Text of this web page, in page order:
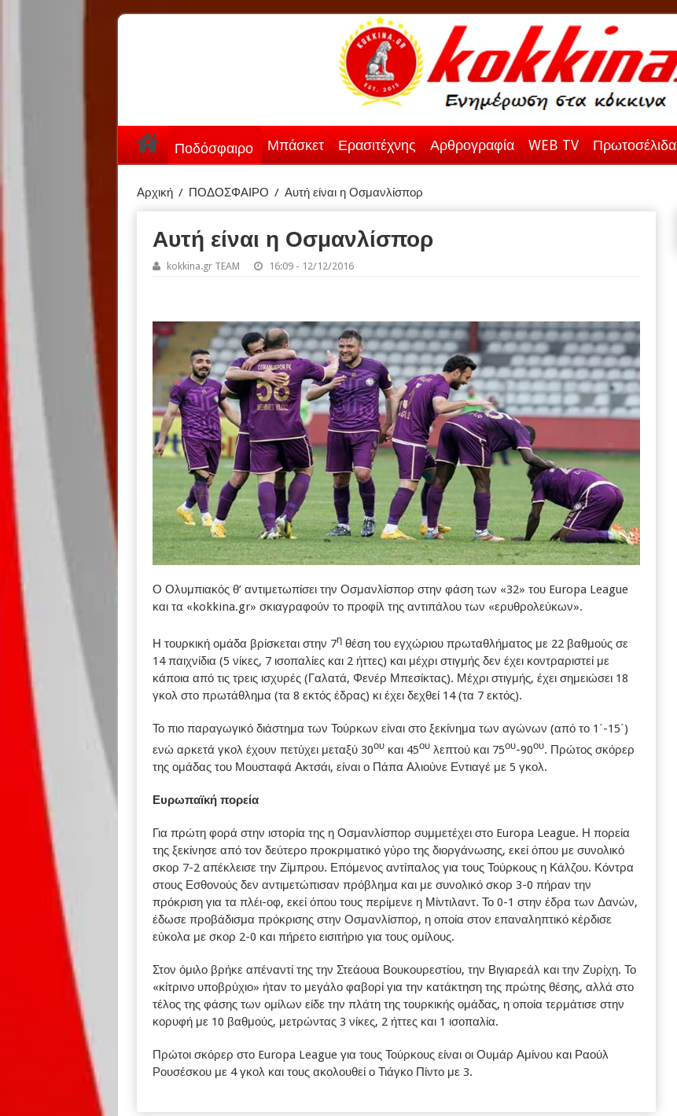
Ποδόσφαιρο Μπάσκετ Ερασιτέχνης Αρθρογραφία WEB TV Πρωτοσέλιδα
Αρχική / ΠΟΔΟΣΦΑΙΡΟ / Αυτή είναι η Οσμανλίσπορ
Αυτή είναι η Οσμανλίσπορ
kokkina.gr TEAM 16:09 - 12/12/2016
Ο Ολυμπιακός θ’ αντιμετωπίσει την Οσμανλίσπορ στην φάση των «32» του Europa League
και τα «kokkina.gr» σκιαγραφούν το προφίλ της αντιπάλου των «ερυθρολεύκων».
Η τουρκική ομάδα βρίσκεται στην 7ηθέση του εγχώριου πρωταθλήματος με 22 βαθμούς σε
14 παιχνίδια (5 νίκες, 7 ισοπαλίες και 2 ήττες) και μέχρι στιγμής δεν έχει κοντραριστεί με
κάποια από τις τρεις ισχυρές (Γαλατά, Φενέρ Μπεσίκτας). Μέχρι στιγμής, έχει σημειώσει 18
γκολ στο πρωτάθλημα (τα 8 εκτός έδρας) κι έχει δεχθεί 14 (τα 7 εκτός).
Το πιο παραγωγικό διάστημα των Τούρκων είναι στο ξεκίνημα των αγώνων (από το 1΄-15΄)
ενώ αρκετά γκολ έχουν πετύχει μεταξύ 30ουκαι 45ουλεπτού και 75ου-90ου. Πρώτος σκόρερ
της ομάδας του Μουσταφά Ακτσάι, είναι ο Πάπα Αλιούνε Εντιαγέ με 5 γκολ.
Ευρωπαϊκή πορεία
Για πρώτη φορά στην ιστορία της η Οσμανλίσπορ συμμετέχει στο Europa League. Η πορεία
της ξεκίνησε από τον δεύτερο προκριματικό γύρο της διοργάνωσης, εκεί όπου με συνολικό
σκορ 7-2 απέκλεισε την Ζίμπρου. Επόμενος αντίπαλος για τους Τούρκους η Κάλζου. Κόντρα
στους Εσθονούς δεν αντιμετώπισαν πρόβλημα και με συνολικό σκορ 3-0 πήραν την
πρόκριση για τα πλέι-οφ, εκεί όπου τους περίμενε η Μίντιλαντ. Το 0-1 στην έδρα των Δανών,
έδωσε προβάδισμα πρόκρισης στην Οσμανλίσπορ, η οποία στον επαναληπτικό κέρδισε
εύκολα με σκορ 2-0 και πήρετο εισιτήριο για τους ομίλους.
Στον όμιλο βρήκε απέναντί της την Στεάουα Βουκουρεστίου, την Βιγιαρεάλ και την Ζυρίχη. Το
«κίτρινο υποβρύχιο» ήταν το μεγάλο φαβορί για την κατάκτηση της πρώτης θέσης, αλλά στο
τέλος της φάσης των ομίλων είδε την πλάτη της τουρκικής ομάδας, η οποία τερμάτισε στην
κορυφή με 10 βαθμούς, μετρώντας 3 νίκες, 2 ήττες και 1 ισοπαλία.
Πρώτοι σκόρερ στο Europa League για τους Τούρκους είναι οι Ουμάρ Αμίνου και Ραούλ
Ρουσέσκου με 4 γκολ και τους ακολουθεί ο Τιάγκο Πίντο με 3.